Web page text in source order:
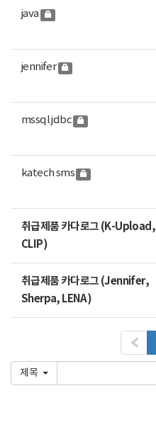
java
jennifer
mssql jdbc
katech sms
취급제품 카다로그 (K-Upload,
CLIP)
취급제품 카다로그 (Jennifer,
Sherpa, LENA)
«
제목